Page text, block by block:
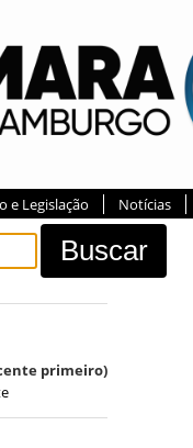
e Legislação Notícias
primeiro)